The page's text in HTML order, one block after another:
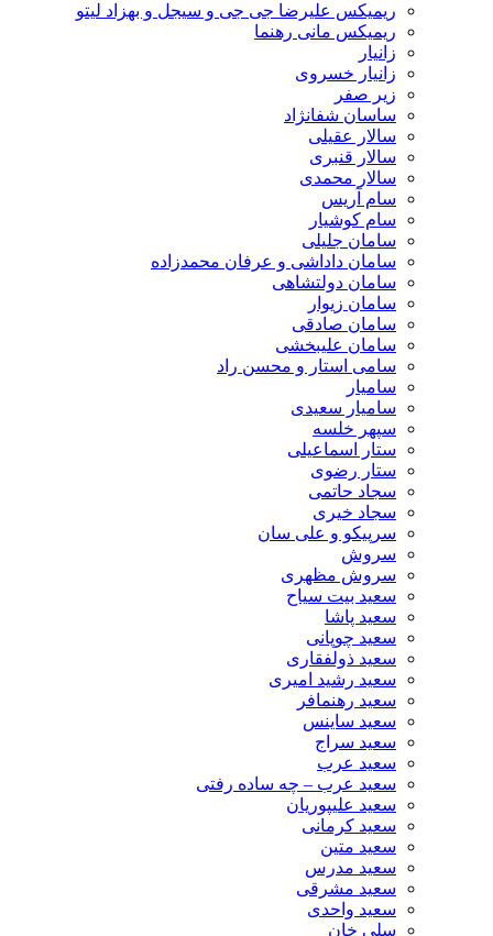
ریمیکس علیرضا جی جی و سیجل و بهزاد لیتو
ریمیکس مانی رهنما
زانیار خسروی
زیر صفر
ساسان شفانژاد
سالار عقیلی
سالار قنبری
سالار محمدی
سام آریس
سام کوشیار
سامان جلیلی
سامان داداشی و عرفان محمدزاده
سامان دولتشاهی
سامان زیوار
سامان صادقی
سامان علیبخشی
سامی استار و محسن راد
سامیار
سامیار سعیدی
سپهر خلسه
ستار اسماعیلی
ستار رضوی
سجاد حاتمی
سجاد خیری
سرپیکو و علی سان
سروش
سروش مظهری
سعید بیت سیاح
سعید پاشا
سعید چوپانی
سعید ذولفقاری
سعید رشید امیری
سعید رهنمافر
سعید ساینس
سعید سراج
سعید عرب
سعید عرب – چه ساده رفتی
سعید علیپوریان
سعید کرمانی
سعید متین
سعید مدرس
سعید مشرقی
سعید واحدی
سلی خان